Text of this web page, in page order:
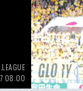
08:00